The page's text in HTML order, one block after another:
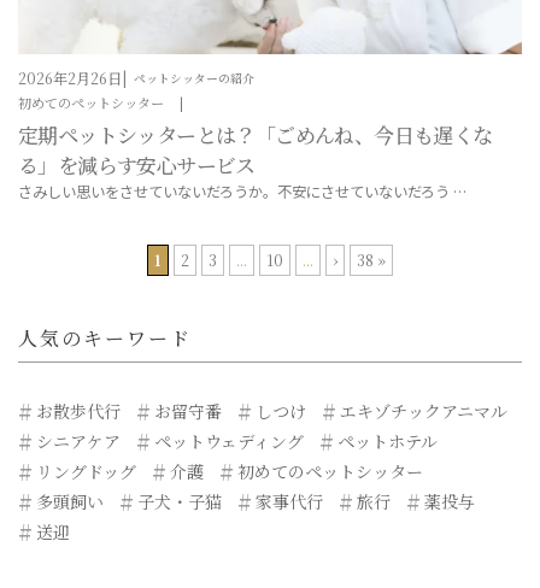
ペットシッターの紹介
2026年2月26日
初めてのペットシッター
定期ペットシッターとは？「ごめんね、今日も遅くな
る」を減らす安心サービス
さみしい思いをさせていないだろうか。不安にさせていないだろう …
1 2 3 ... 10 ... › 38 »
人気のキーワード
お散歩代行 お留守番 しつけ
エキゾチックアニマル
シニアケア
ペットウェディング
ペットホテル
リングドッグ
介護
初めてのペットシッター
多頭飼い
子犬・子猫 家事代行 旅行
薬投与
送迎